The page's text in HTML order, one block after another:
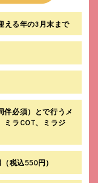
える年の3月末まで
伴必須）とで行うメ
ミラCOT、ミラジ
税込550円）